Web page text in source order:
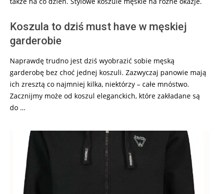
Koszula to dziś must have w męskiej
garderobie
Naprawdę trudno jest dziś wyobrazić sobie męską
garderobę bez choć jednej koszuli. Zazwyczaj panowie mają
ich zresztą co najmniej kilka, niektórzy – całe mnóstwo.
Zacznijmy może od koszul eleganckich, które zakładane są
do …